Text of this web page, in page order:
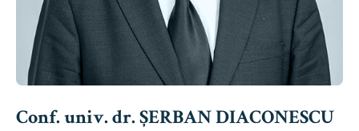
Conf. univ. dr. ȘERBAN DIACONESCU